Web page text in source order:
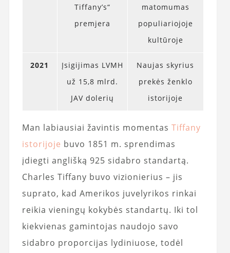
Tiffany’s“
premjera
matomumas
populiariojoje
kultūroje
2021
Įsigijimas LVMH
už 15,8 mlrd.
JAV dolerių
Naujas skyrius
prekės ženklo
istorijoje
Man labiausiai žavintis momentas Tiffany
istorijoje buvo 1851 m. sprendimas
įdiegti anglišką 925 sidabro standartą.
Charles Tiffany buvo vizionierius – jis
suprato, kad Amerikos juvelyrikos rinkai
reikia vieningų kokybės standartų. Iki tol
kiekvienas gamintojas naudojo savo
sidabro proporcijas lydiniuose, todėl